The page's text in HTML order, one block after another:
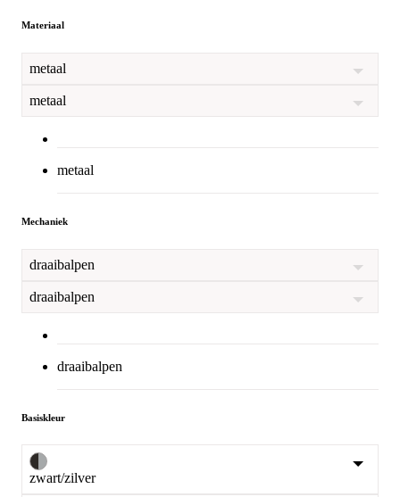
Materiaal
metaal
metaal
metaal
Mechaniek
draaibalpen
draaibalpen
draaibalpen
Basiskleur
zwart/zilver